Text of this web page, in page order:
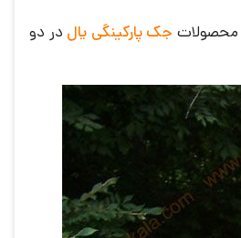
جک پارکینگی یال در دو